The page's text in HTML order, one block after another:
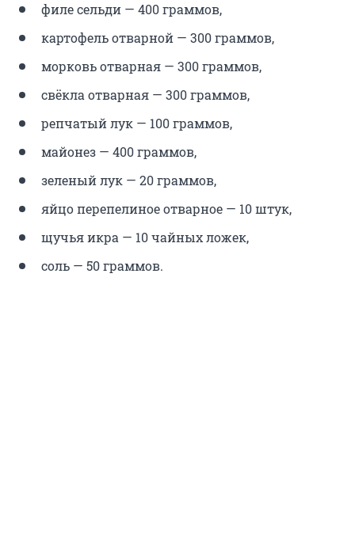
филе сельди — 400 граммов,
картофель отварной — 300 граммов,
морковь отварная — 300 граммов,
свёкла отварная — 300 граммов,
репчатый лук — 100 граммов,
майонез — 400 граммов,
зеленый лук — 20 граммов,
яйцо перепелиное отварное — 10 штук,
щучья икра — 10 чайных ложек,
соль — 50 граммов.